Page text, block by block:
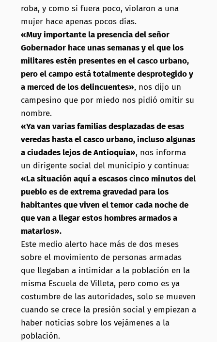
roba, y como si fuera poco, violaron a una
mujer haceapenas pocos días.
«Muy importante la presencia del señor
Gobernador hace unas semanas y el que los
militares estén presentes en el casco urbano,
pero el campo está totalmente desprotegido y
a merced de los delincuentes», nos dijo un
campesino que por miedo nos pidió omitir su
nombre.
«Ya van varias familias desplazadas de esas
veredas hasta el casco urbano, incluso algunas
a ciudades lejos de Antioquia», nos informa
un dirigente social del municipio y continua:
«La situación aquí a escasos cinco minutos del
pueblo es de extrema gravedad para los
habitantes que viven el temor cada noche de
que van a llegar estos hombres armados a
matarlos».
Este medio alerto hace más de dos meses
sobre el movimiento de personas armadas
que llegaban a intimidar a la población en la
misma Escuela de Villeta, pero como es ya
costumbre delas autoridades, solo se mueven
cuando se crece la presión social y empiezan a
haber noticias sobre los vejámenes a la
población.